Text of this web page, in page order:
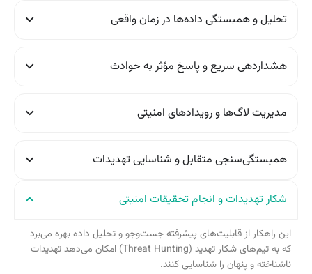
تحلیل و همبستگی داده‌ها در زمان واقعی
هشداردهی سریع و پاسخ مؤثر به حوادث
مدیریت لاگ‌ها و رویدادهای امنیتی
همبستگی‌سنجی متقابل و شناسایی تهدیدات
شکار تهدیدات و انجام تحقیقات امنیتی
این راهکار از قابلیت‌های پیشرفته جست‌وجو و تحلیل داده بهره می‌برد
که به تیم‌های شکار تهدید (Threat Hunting) امکان می‌دهد تهدیدات
ناشناخته و پنهان را شناسایی کنند.